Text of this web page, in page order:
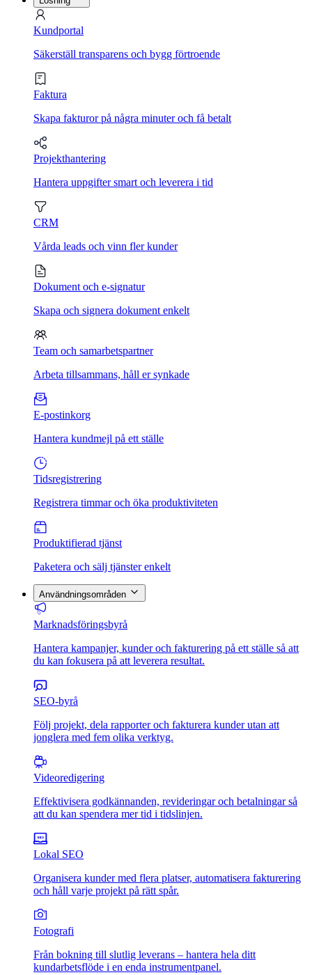
Kundportal
Säkerställ transparens och bygg förtroende
Faktura
Skapa fakturor på några minuter och få betalt
Projekthantering
Hantera uppgifter smart och leverera i tid
CRM
Vårda leads och vinn fler kunder
Dokument och e-signatur
Skapa och signera dokument enkelt
Team och samarbetspartner
Arbeta tillsammans, håll er synkade
E-postinkorg
Hantera kundmejl på ett ställe
Tidsregistrering
Registrera timmar och öka produktiviteten
Produktifierad tjänst
Paketera och sälj tjänster enkelt
Användningsområden
Marknadsföringsbyrå
Hantera kampanjer, kunder och fakturering på ett ställe så att
du kan fokusera på att leverera resultat.
SEO-byrå
Följ projekt, dela rapporter och fakturera kunder utan att
jonglera med fem olika verktyg.
Videoredigering
Effektivisera godkännanden, revideringar och betalningar så
att du kan spendera mer tid i tidslinjen.
Lokal SEO
Organisera kunder med flera platser, automatisera fakturering
och håll varje projekt på rätt spår.
Fotografi
Från bokning till slutlig leverans – hantera hela ditt
kundarbetsflöde i en enda instrumentpanel.